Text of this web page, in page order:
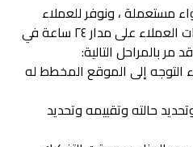
مستعملة ، ونوفر للعملاء
فريق دعم عملاء يستقبل طلبات العملاء على مدار ٢٤ ساعة في
مر بالمراحل التالية:
التوجه إلى الموقع المخطط له
حالته وتقييمه وتحديد